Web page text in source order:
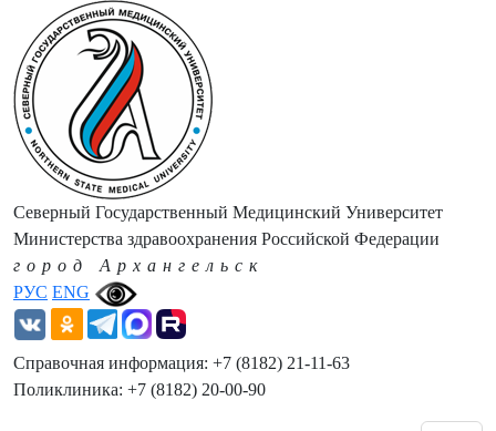
РУС ENG
Северный Государственный Медицинский Университет
Министерства здравоохранения Российской Федерации
город Архангельск
Справочная информация: +7 (8182) 21-11-63
Поликлиника: +7 (8182) 20-00-90